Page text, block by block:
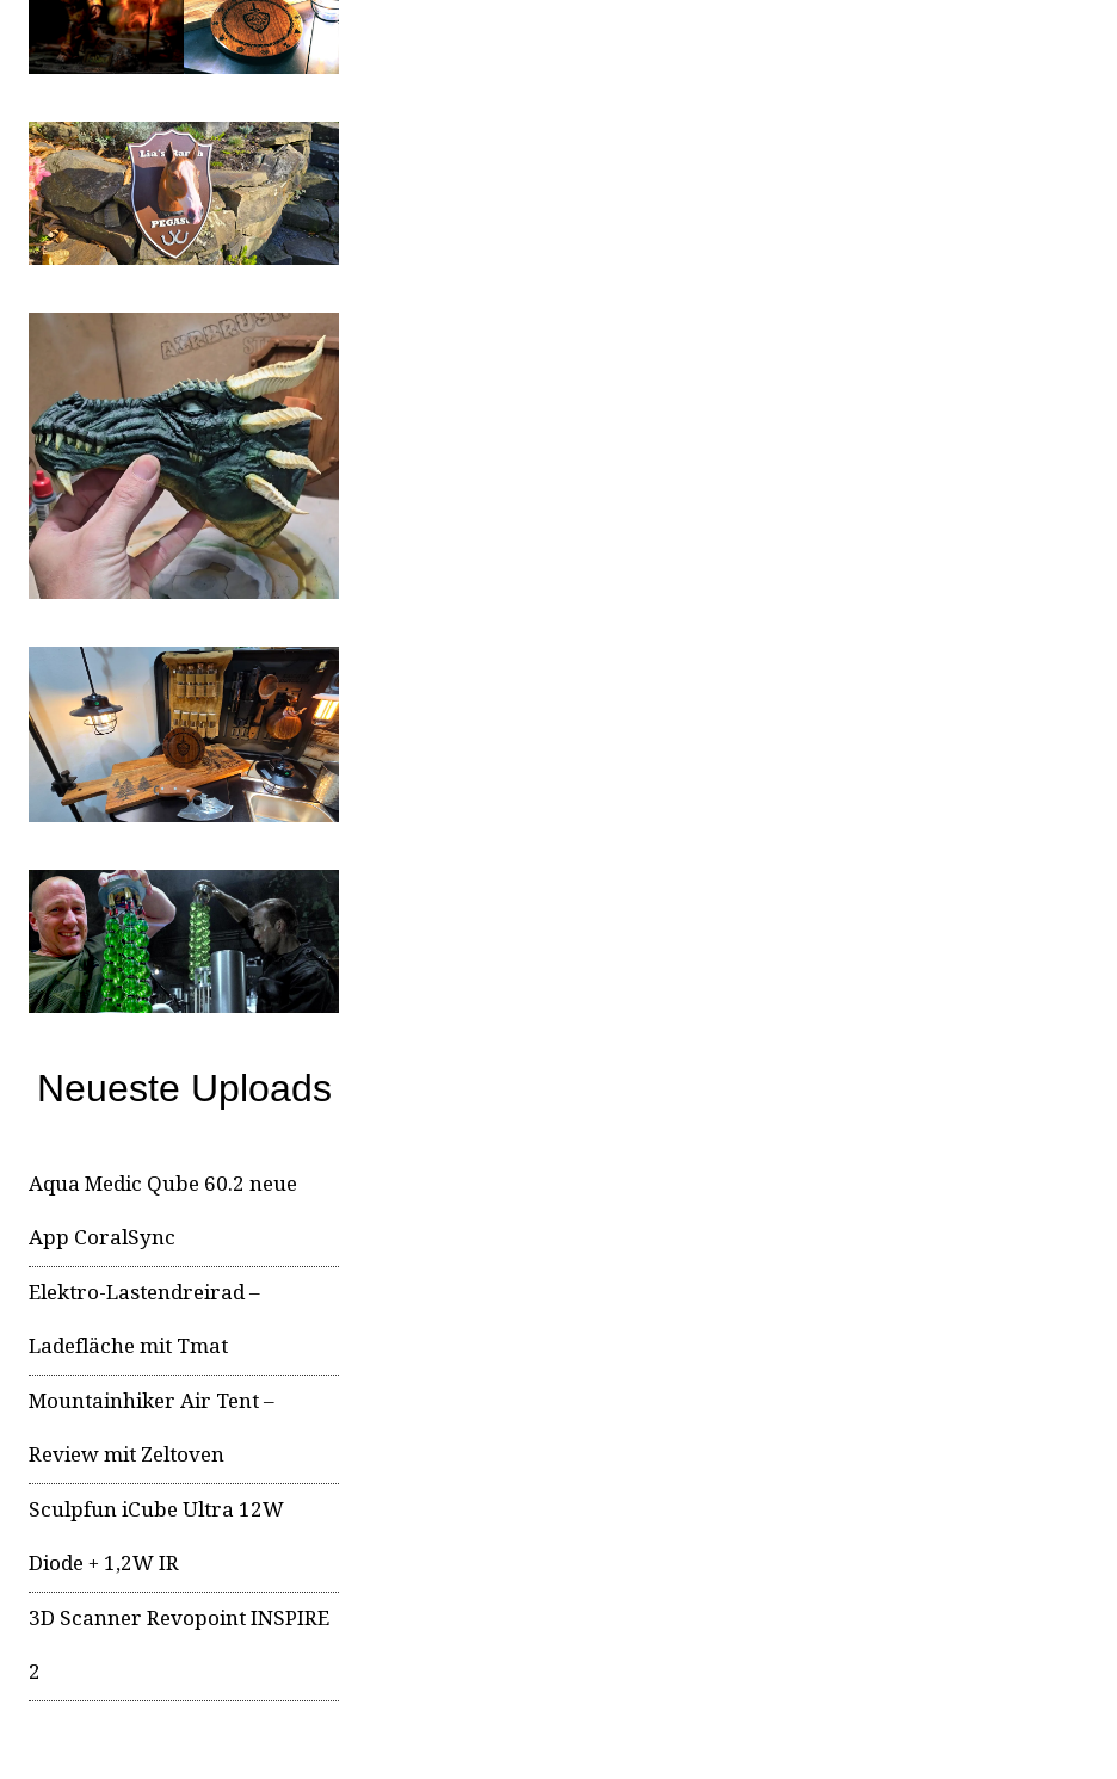
Neueste Uploads
Aqua Medic Qube 60.2 neue
App CoralSync
Elektro-Lastendreirad –
Ladefläche mit Tmat
Mountainhiker Air Tent –
Review mit Zeltoven
Sculpfun iCube Ultra 12W
Diode + 1,2W IR
3D Scanner Revopoint INSPIRE
2